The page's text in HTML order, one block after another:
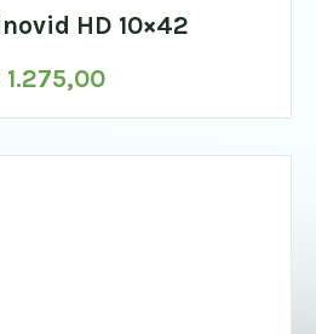
HD 10×42
1.275,00